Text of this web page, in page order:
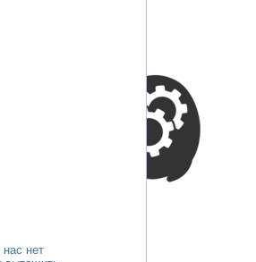
нас нет